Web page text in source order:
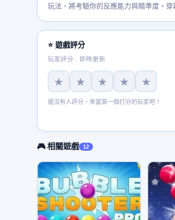
玩法，將考驗你的反應能力與精準度。
⭐ 遊戲評分
玩家評分 · 即時更新
★ ★ ★ ★ ★
還沒有人評分，來當第一個打分的玩家吧！
🎮 相關遊戲 12